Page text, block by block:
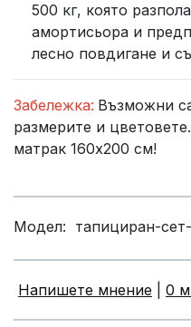
500 кг, която
амортисьора и
лесно повдигане и
Забележка: Възможни
размерите и
матрак 160х200 см!
Модел: тапициран-
Напишете мнение 0